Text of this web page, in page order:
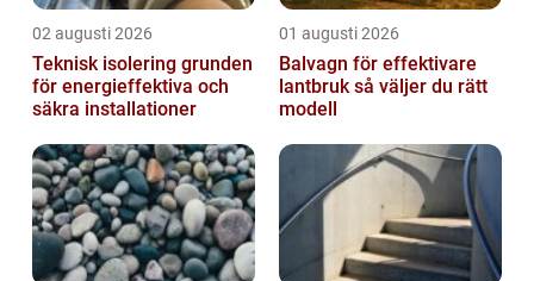
02 augusti 2026
Teknisk isolering grunden
för energieffektiva och
säkra installationer
01 augusti 2026
Balvagn för effektivare
lantbruk så väljer du rätt
modell